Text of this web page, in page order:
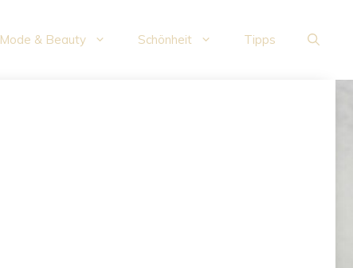
Mode & Beauty Schönheit Tipps